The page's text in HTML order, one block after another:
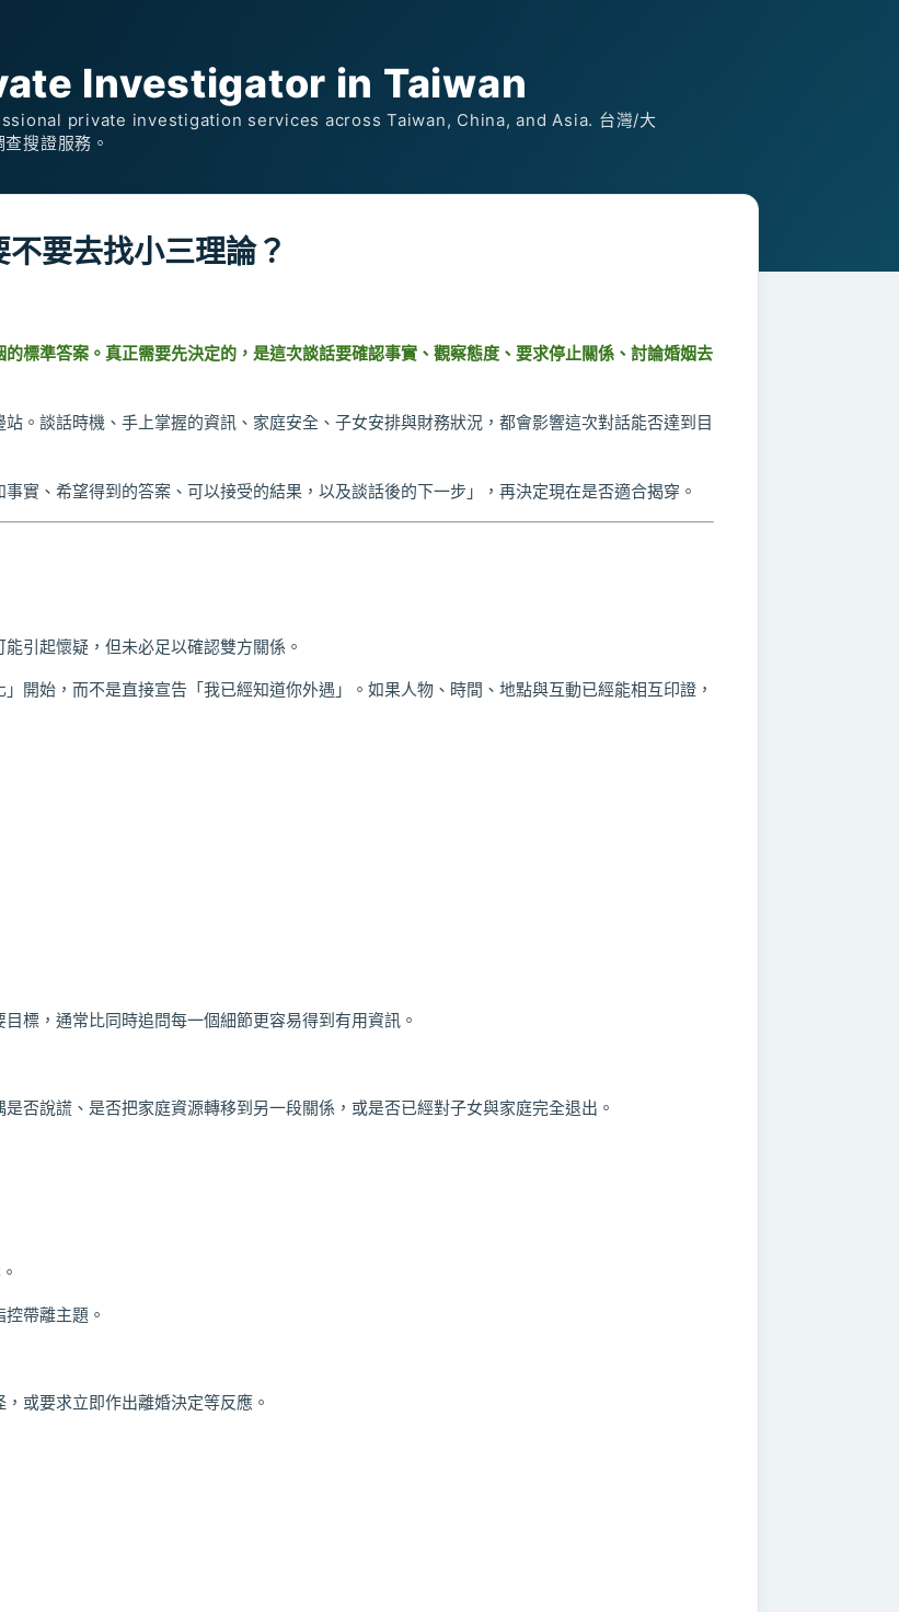
Investigator in Taiwan
private investigation services across Taiwan, China, and Asia. 台灣/大
搜證服務。
要去找小三理論？
標準答案。真正需要先決定的，是這次談話要確認事實、觀察態度、要求停止關係、討論婚姻去
。談話時機、手上掌握的資訊、家庭安全、子女安排與財務狀況，都會影響這次對話能否達到目
實、希望得到的答案、可以接受的結果，以及談話後的下一步」，再決定現在是否適合揭穿。
引起懷疑，但未必足以確認雙方關係。
開始，而不是直接宣告「我已經知道你外遇」。如果人物、時間、地點與互動已經能相互印證，
標，通常比同時追問每一個細節更容易得到有用資訊。
否說謊、是否把家庭資源轉移到另一段關係，或是否已經對子女與家庭完全退出。
帶離主題。
或要求立即作出離婚決定等反應。